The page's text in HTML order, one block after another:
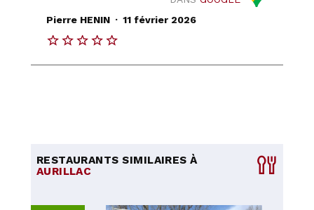
Pierre HENIN . 11 février 2026
RESTAURANTS SIMILAIRES À
AURILLAC